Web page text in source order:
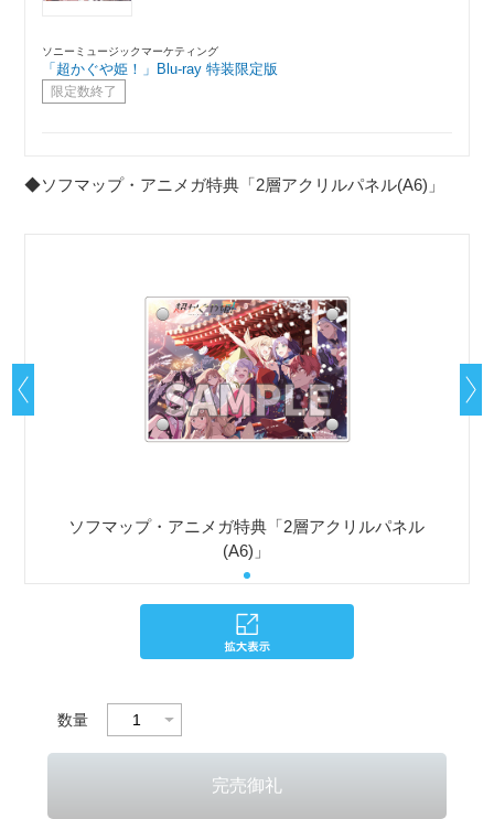
ソニーミュージックマーケティング
「超かぐや姫！」Blu-ray 特装限定版
限定数終了
◆ソフマップ・アニメガ特典「2層アクリルパネル(A6)」
ソフマップ・アニメガ特典「2層アクリルパネル
(A6)」
数量